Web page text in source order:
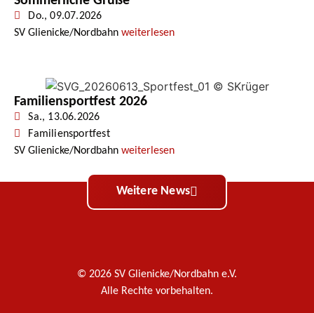
Do., 09.07.2026
SV Glienicke/Nordbahn weiterlesen
Familiensportfest 2026
Sa., 13.06.2026
Familiensportfest
SV Glienicke/Nordbahn weiterlesen
Weitere News
© 2026 SV Glienicke/Nordbahn e.V.
Alle Rechte vorbehalten.